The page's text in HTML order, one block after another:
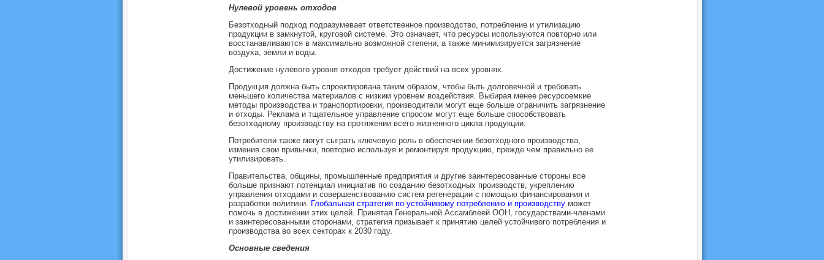
Нулевой уровень отходов
Безотходный подход подразумевает ответственное производство, потребление и утилизацию
продукции в замкнутой, круговой системе. Это означает, что ресурсы используются повторно или
восстанавливаются в максимально возможной степени, а также минимизируется загрязнение
воздуха, земли и воды.
Достижение нулевого уровня отходов требует действий на всех уровнях.
Продукция должна быть спроектирована таким образом, чтобы быть долговечной и требовать
меньшего количества материалов с низким уровнем воздействия. Выбирая менее ресурсоемкие
методы производства и транспортировки, производители могут еще больше ограничить загрязнение
и отходы. Реклама и тщательное управление спросом могут еще больше способствовать
безотходному производству на протяжении всего жизненного цикла продукции.
Потребители также могут сыграть ключевую роль в обеспечении безотходного производства,
изменив свои привычки, повторно используя и ремонтируя продукцию, прежде чем правильно ее
утилизировать.
Правительства, общины, промышленные предприятия и другие заинтересованные стороны все
больше признают потенциал инициатив по созданию безотходных производств, укреплению
управления отходами и совершенствованию систем регенерации с помощью финансирования и
разработки политики. Глобальная стратегия по устойчивому потреблению и производствуможет
помочь в достижении этих целей. Принятая Генеральной Ассамблеей ООН, государствами-членами
и заинтересованными сторонами, стратегия призывает к принятию целей устойчивого потребления и
производства во всех секторах к 2030 году.
Основные сведения